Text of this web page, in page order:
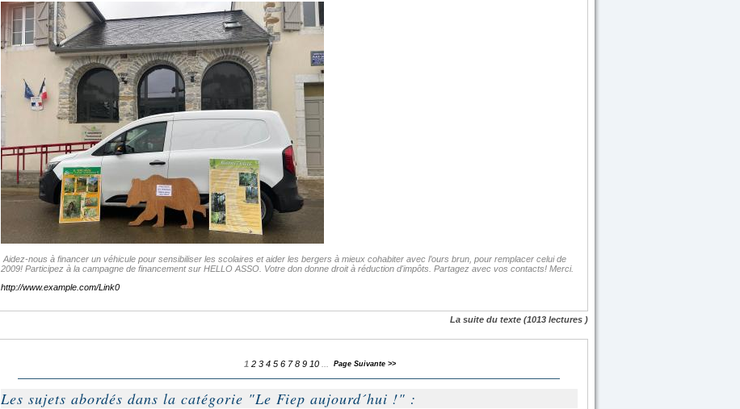
Aidez-nous à financer un véhicule pour sensibiliser les scolaires et aider les bergers à mieux cohabiter avec l’ours brun, pour remplacer celui de
2009! Participez à la campagne de financement sur HELLO ASSO. Votre don donne droit à réduction d'impôts. Partagez avec vos contacts! Merci.
http://www.example.com/Link0
La suite du texte(1013 lectures )
1 2 3 4 5 6 7 8 9 10... Page Suivante >>
Les sujets abordés dans la catégorie "Le Fiep aujourd´hui !" :